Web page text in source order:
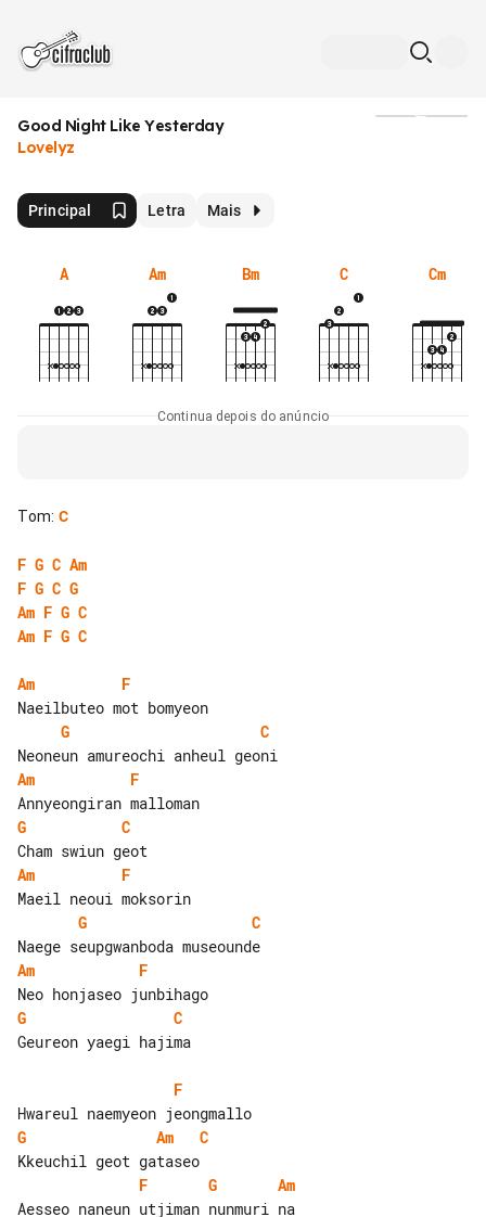
Good Night Like Yesterday
Lovelyz
Principal Letra Mais
A Am Bm C Cm
Continua depois do anúncio
Tom: C
F G C Am
F G C G
Am F G C
Am F G C
Am
F
G
C
Am
F
G
C
Am
F
G
C
Am
F
G
C
Geureon yaegi hajima
F
G
Am
C
F
G
Am
Aesseo naneun utjiman nunmuri na